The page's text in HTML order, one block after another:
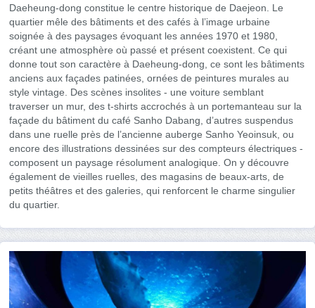
Daeheung-dong constitue le centre historique de Daejeon. Le
quartier mêle des bâtiments et des cafés à l’image urbaine
soignée à des paysages évoquant les années 1970 et 1980,
créant une atmosphère où passé et présent coexistent. Ce qui
donne tout son caractère à Daeheung-dong, ce sont les bâtiments
anciens aux façades patinées, ornées de peintures murales au
style vintage. Des scènes insolites - une voiture semblant
traverser un mur, des t-shirts accrochés à un portemanteau sur la
façade du bâtiment du café Sanho Dabang, d’autres suspendus
dans une ruelle près de l’ancienne auberge Sanho Yeoinsuk, ou
encore des illustrations dessinées sur des compteurs électriques -
composent un paysage résolument analogique. On y découvre
également de vieilles ruelles, des magasins de beaux-arts, de
petits théâtres et des galeries, qui renforcent le charme singulier
du quartier.